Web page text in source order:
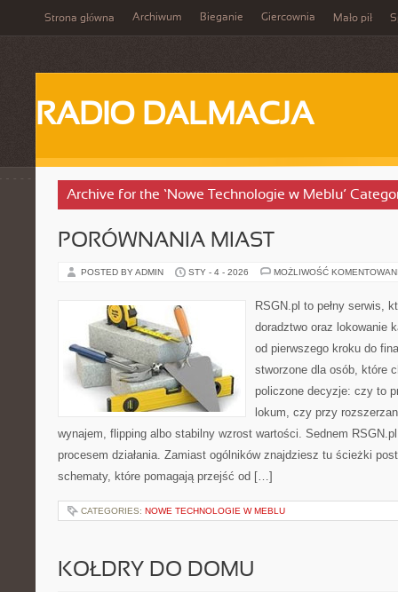
Strona główna Archiwum Bieganie Giercownia Mało pił
RADIO DALMACJA
Archive for the ‘Nowe Technologie w Meblu’
PORÓWNANIA MIAST
POSTED BY ADMIN STY - 4 - 2026 MOŻLIWOŚĆ
RSGN.pl to pełny serwis,
doradztwo oraz lokowanie
od pierwszego kroku do
stworzone dla osób, które
policzone decyzje: czy to
lokum, czy przy
wynajem, flipping albo stabilny wzrost wartości. Sednem
procesem działania. Zamiast ogólników znajdziesz tu ścieżki
schematy, które pomagają przejść od […]
CATEGORIES: NOWE TECHNOLOGIE W MEBLU
KOŁDRY DO DOMU